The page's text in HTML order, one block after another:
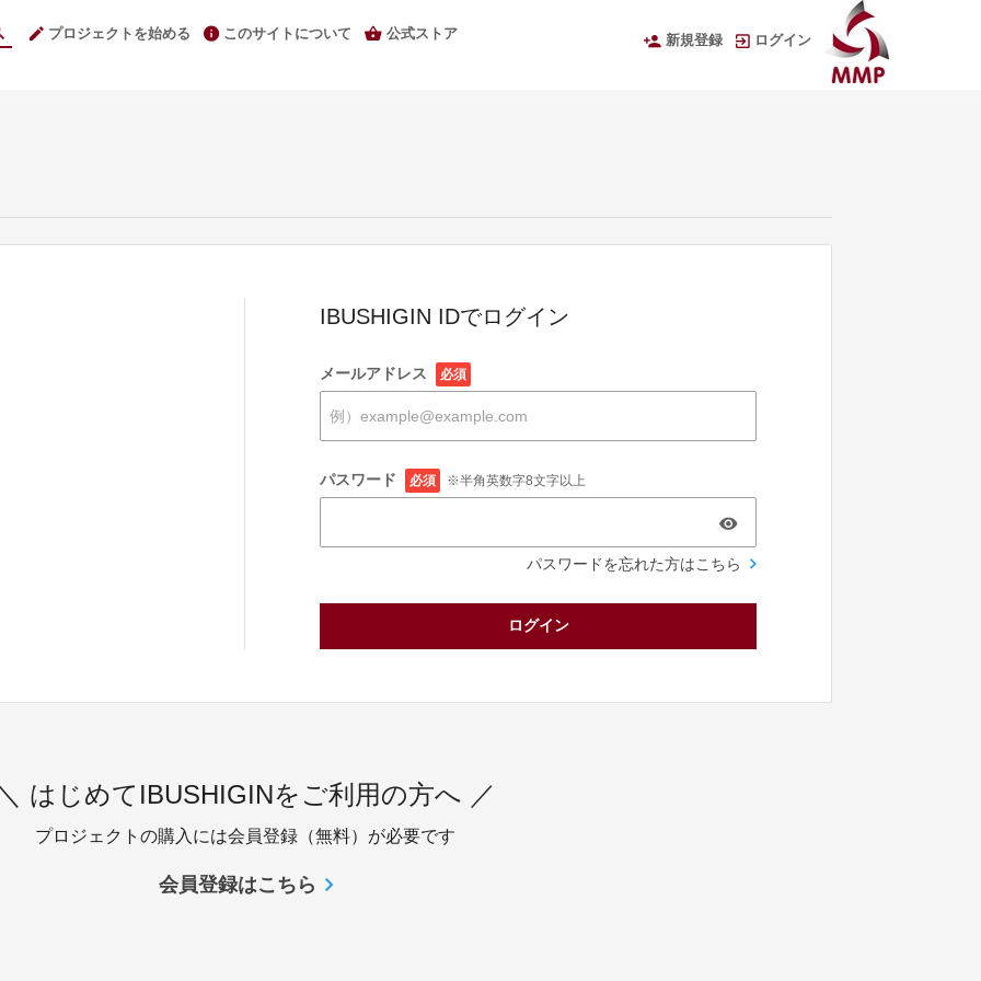
プロジェクトを始める このサイトについて 公式ストア 新規登録 ログイン
IBUSHIGIN IDでログイン
メールアドレス 必須
パスワード 必須 ※半角英数字8文字以上
パスワードを忘れた方はこちら
ログイン
はじめてIBUSHIGINをご利用の方へ ／
プロジェクトの購入には会員登録（無料）が必要です
会員登録はこちら